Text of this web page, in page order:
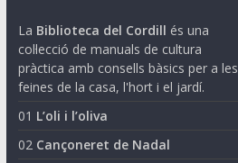
La Biblioteca del Cordill és una
col·lecció de manuals de cultura
pràctica amb consells bàsics per a les
feines de la casa, l'hort i el jardí.
01 L’oli i l’oliva
02 Cançoneret de Nadal